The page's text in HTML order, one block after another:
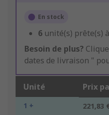
En stock
6 unité(s) prête(s)
Besoin de plus?
dates de livraison "
Unité Prix
1 + 221,83